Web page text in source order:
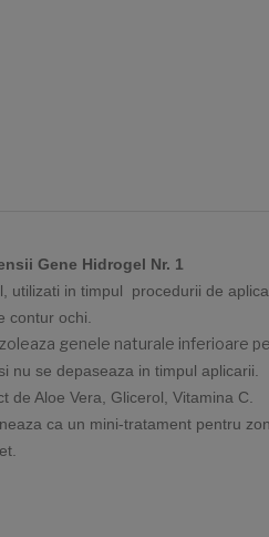
Gene Hidrogel Nr. 1
utilizati in timpul procedurii de
contur ochi.
genele naturale inferioare
nu se depaseaza in timpul aplicarii.
de Aloe Vera, Glicerol, Vitamina C.
ca un mini-tratament pentru